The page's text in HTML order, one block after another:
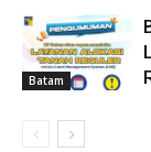
Batam